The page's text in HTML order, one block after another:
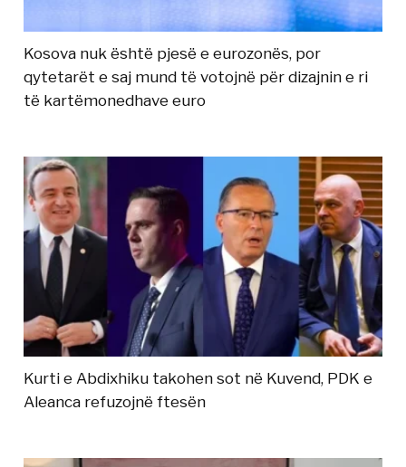
Kosova nuk është pjesë e eurozonës, por
qytetarët e saj mund të votojnë për dizajnin e ri
të kartëmonedhave euro
Kurti e Abdixhiku takohen sot në Kuvend, PDK e
Aleanca refuzojnë ftesën